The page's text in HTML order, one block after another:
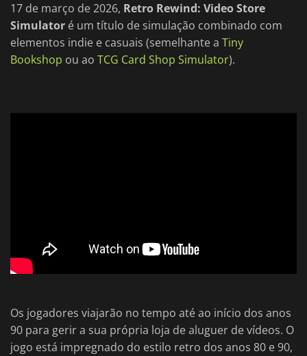
17 de março de 2026, Retro Rewind: Video Store
Simulator é um título de simulação combinado com
elementos indie e casuais (semelhante a Tiny
Bookshop ou ao TCG Card Shop Simulator).
Os jogadores viajarão no tempo até ao início dos anos
90 para gerir a sua própria loja de aluguer de vídeos. O
jogo está impregnado do estilo retro dos anos 80 e 90,